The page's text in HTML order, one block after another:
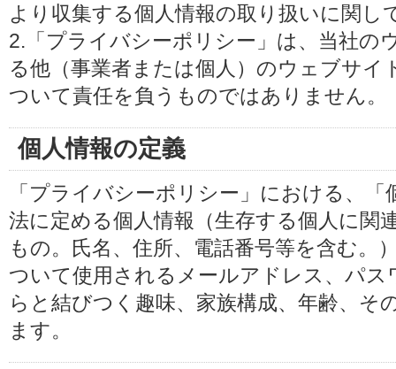
より収集する個人情報の取り扱いに関し
2.「プライバシーポリシー」は、当社の
る他（事業者または個人）のウェブサイ
ついて責任を負うものではありません。
個人情報の定義
「プライバシーポリシー」における、
法に定める個人情報（生存する個人に関
もの。氏名、住所、電話番号等を含む。
ついて使用されるメールアドレス、パ
らと結びつく趣味、家族構成、年齢、そ
ます。